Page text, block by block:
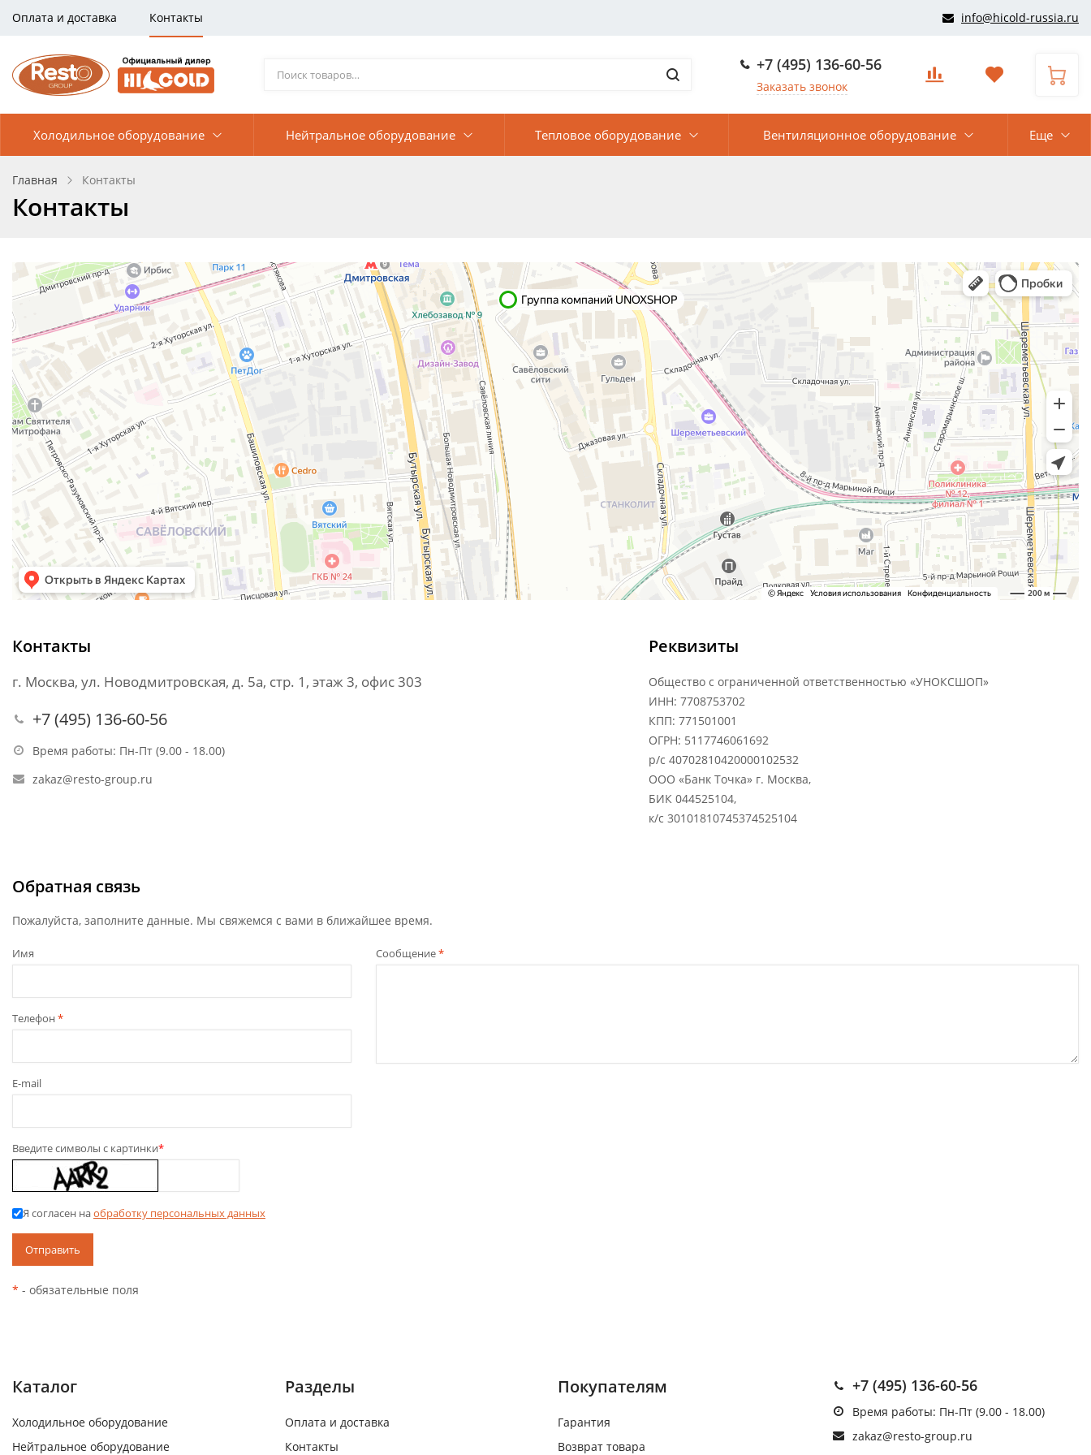
Оплата и доставка Контакты info@hicold-russia.ru
+7 (495) 136-60-56
Заказать звонок
Холодильное оборудование Нейтральное оборудование Тепловое оборудование Вентиляционное оборудование Еще
Главная Контакты
Контакты
Контакты
г. Москва, ул. Новодмитровская, д. 5а, стр. 1, этаж 3, офис 303
+7 (495) 136-60-56
Время работы: Пн-Пт (9.00 - 18.00)
zakaz@resto-group.ru
Реквизиты
Общество с ограниченной ответственностью «УНОКСШОП»
ИНН: 7708753702
КПП: 771501001
ОГРН: 5117746061692
р/с 40702810420000102532
ООО «Банк Точка» г. Москва,
БИК 044525104,
к/с 30101810745374525104
Обратная связь
Пожалуйста, заполните данные. Мы свяжемся с вами в ближайшее время.
Имя
Телефон *
E-mail
Сообщение*
Введите символы с картинки*
Я согласен наобработку персональных данных
* - обязательные поля
Каталог
Холодильное оборудование
Нейтральное оборудование
Разделы
Оплата и доставка
Контакты
Покупателям
Гарантия
Возврат товара
+7 (495) 136-60-56
Время работы: Пн-Пт (9.00 - 18.00)
zakaz@resto-group.ru